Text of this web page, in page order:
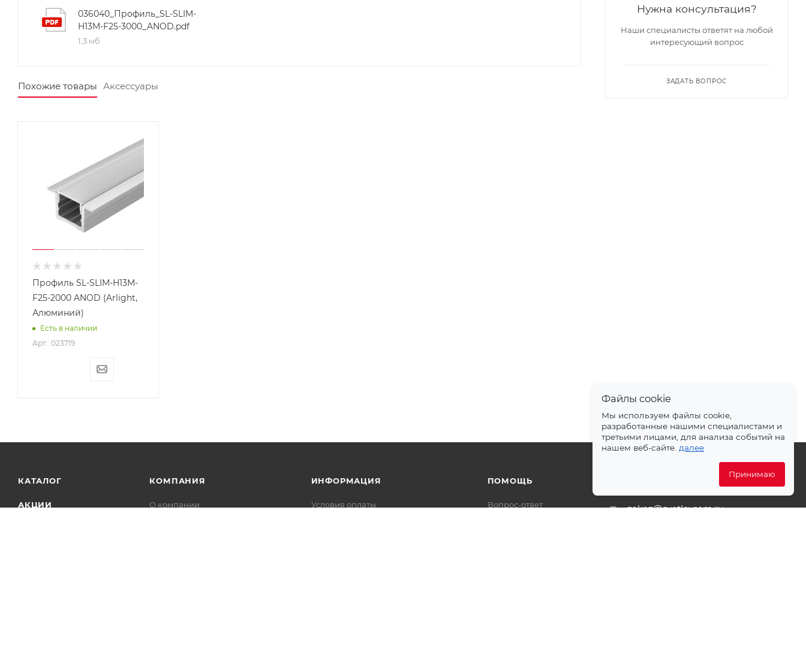
036040_Профиль_SL-SLIM-
H13M-F25-3000_ANOD.pdf
1,3 мб
Похожие товары Аксессуары
Профиль SL-SLIM-H13M-
F25-2000 ANOD (Arlight,
Алюминий)
Есть в наличии
Арт.: 023719
Нужна консультация?
Наши специалисты ответят на любой
интересующий вопрос
ЗАДАТЬ ВОПРОС
КАТАЛОГ
АКЦИИ
КОМПАНИЯ
О компании
ИНФОРМАЦИЯ
Условия оплаты
ПОМОЩЬ
Вопрос-ответ
zakaz@svetlovsem.ru
Файлы cookie
Мы используем файлы cookie,
разработанные нашими специалистами и
третьими лицами, для анализа событий на
нашем веб-сайте. далее
Принимаю